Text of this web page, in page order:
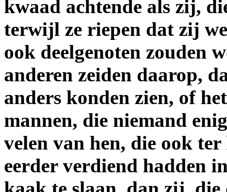
kwaad achtende als zij,
terwijl ze riepen dat zij
ook deelgenoten zouden
anderen zeiden daarop,
anders konden zien, of
mannen, die niemand
velen van hen, die ook
eerder verdiend hadden